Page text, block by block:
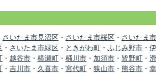
さいたま市見沼区 ・ さいたま市桜区 ・ さいたま
・ さいたま市緑区 ・ ときがわ町 ・ ふじみ野市 ・
・ 越谷市 ・ 横瀬町 ・ 桶川市 ・ 加須市 ・ 皆野町 ・
・ 吉川市 ・ 久喜市 ・ 宮代町 ・ 狭山市 ・ 熊谷市 ・